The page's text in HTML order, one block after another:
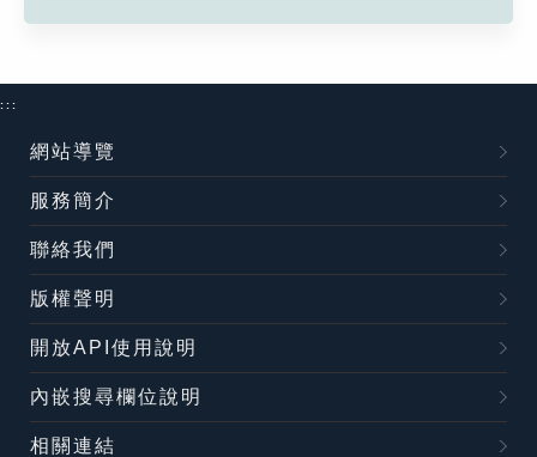
:::
網站導覽
服務簡介
聯絡我們
版權聲明
開放API使用說明
內嵌搜尋欄位說明
相關連結